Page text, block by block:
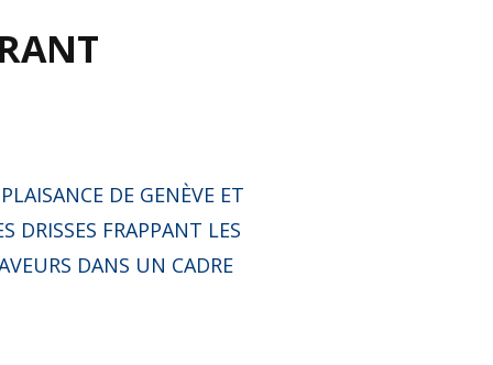
DE GENÈVE ET
DRISSES FRAPPANT LES
DANS UN CADRE